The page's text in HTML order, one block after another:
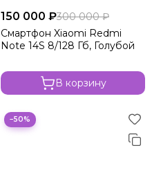
150 000 ₽300 000 ₽
Смартфон Xiaomi Redmi
Note 14S 8/128 Гб, Голубой
В корзину
−50%